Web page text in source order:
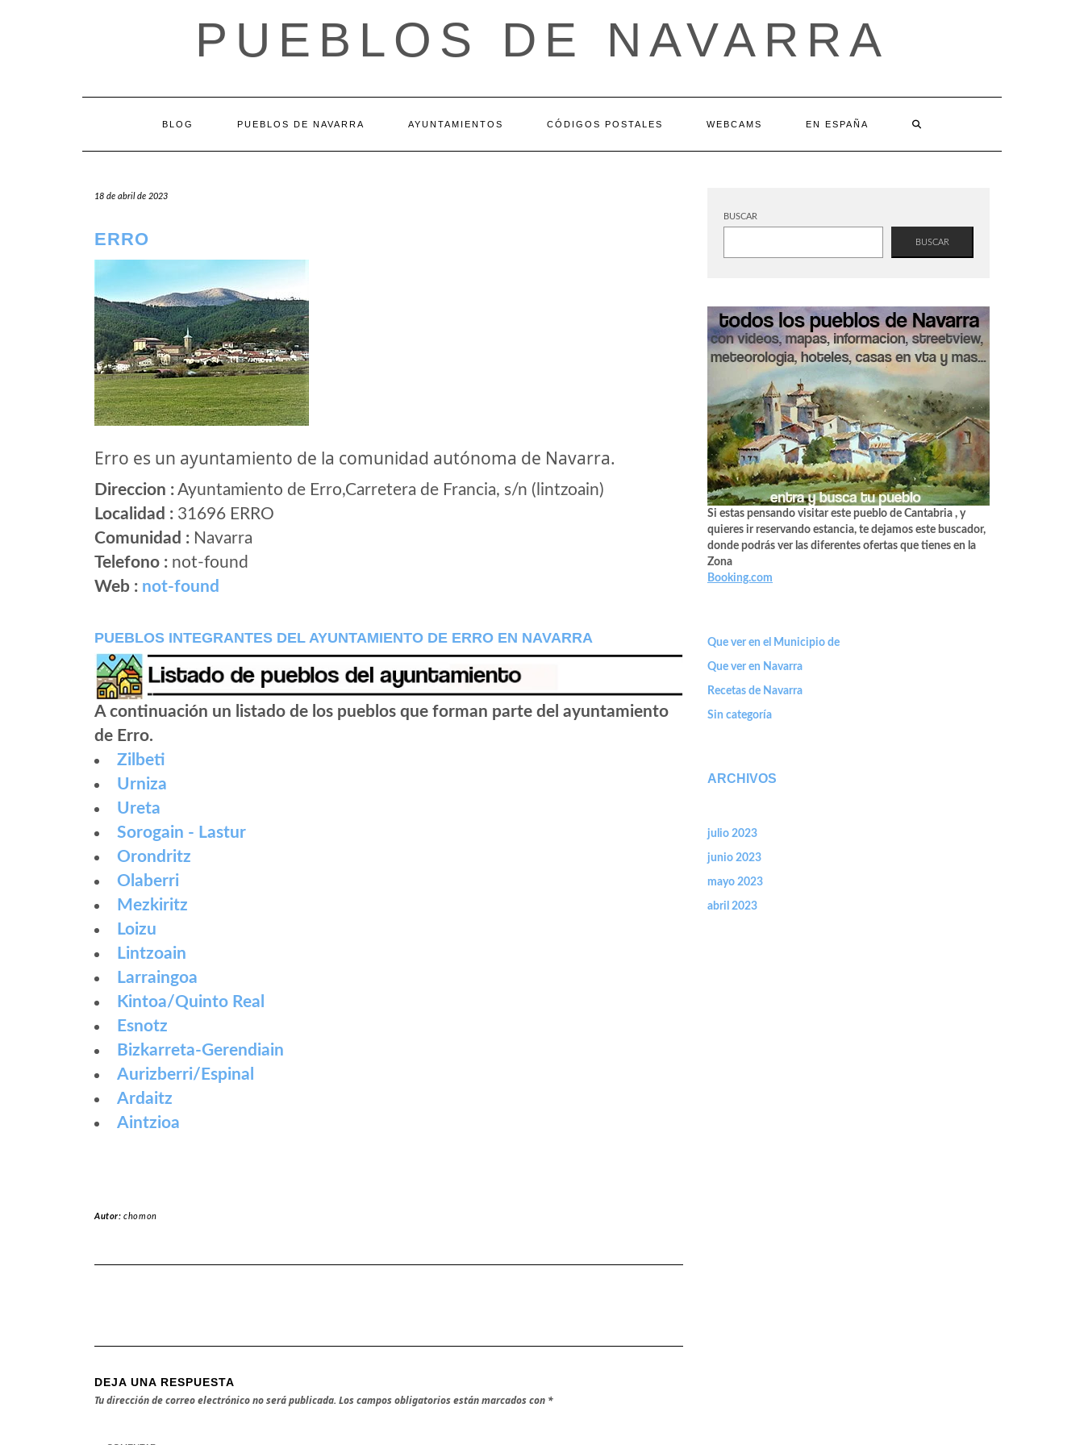
PUEBLOS DE NAVARRA
BLOG PUEBLOS DE NAVARRA AYUNTAMIENTOS CÓDIGOS POSTALES WEBCAMS EN ESPAÑA
18 de abril de 2023
ERRO
Erro es un ayuntamiento de la comunidad autónoma de Navarra.
Direccion :Ayuntamiento de Erro,Carretera de Francia, s/n (lintzoain)
Localidad : 31696 ERRO
Comunidad : Navarra
Telefono : not-found
Web : not-found
PUEBLOS INTEGRANTES DEL AYUNTAMIENTO DE ERRO EN NAVARRA
A continuación un listado de los pueblos que forman parte del ayuntamiento
de Erro.
Zilbeti
Urniza
Ureta
Sorogain - Lastur
Orondritz
Olaberri
Mezkiritz
Loizu
Lintzoain
Larraingoa
Kintoa/Quinto Real
Esnotz
Bizkarreta-Gerendiain
Aurizberri/Espinal
Ardaitz
Aintzioa
Autor:chomon
DEJA UNA RESPUESTA
Tu dirección de correo electrónico no será publicada. Los campos obligatorios están marcados con *
BUSCAR
BUSCAR
Si estas pensando visitar este pueblo de Cantabria , y
quieres ir reservando estancia, te dejamos este buscador,
donde podrás ver las diferentes ofertas que tienes en la
Zona
Booking.com
Que ver en el Municipio de
Que ver en Navarra
Recetas de Navarra
Sin categoría
ARCHIVOS
julio 2023
junio 2023
mayo 2023
abril 2023